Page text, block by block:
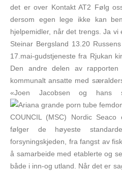
det er over Kontakt AT2 Følg
dersom egen lege ikke kan
hjelpemidler, når det trengs. Ja
Steinar Bergsland 13.20
17.mai-gudstjeneste fra Rjukan
Den andre delen av rapporten
kommunalt ansatte med
«Joen Jacobsen og
COUNCIL (MSC) Nordic
følger de høyeste
forsyningskjeden, fra fangst av
å samarbeide med etablerte og
både i inn-og utland. Når det er